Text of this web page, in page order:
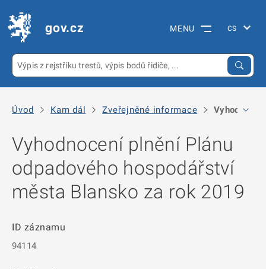
gov.cz MENU
Úvod Kam dál Zveřejněné informace
Vyhodnocení plnění Plánu
odpadového hospodářství
města Blansko za rok 2019
ID záznamu
94114